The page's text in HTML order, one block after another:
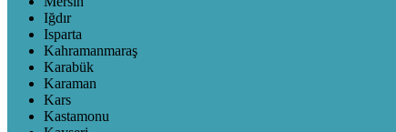
Iğdır
Isparta
Kahramanmaraş
Karabük
Karaman
Kars
Kastamonu